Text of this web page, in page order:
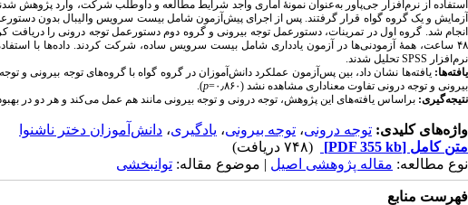
استفاده از نرم‌افزار جی‌پاور به‌عنوان نمونهٔ آماری واجد شرایط مطالعه و داوطلب شرکت، وارد پژوهش
آزمایش و یک گروه گواه قرار گرفتند. پس از اجرای پیش‌آزمون شامل بیست سرویس والیبال بدون
انجام شد. گروه اول در تمرینات، دستورعمل توجه بیرونی و گروه دوم دستورعمل توجه درونی را دریافت
۴۸ ساعت،
همۀ آزمودنی‌هادر آزمون یادداری شامل بیست سرویس ساده، شرکت کردند. داده‌ها با
نرم‌افزار SPSS تحلیل شدند.
یافته‌ها: یافته‌ها نشان داد،بین پس‌آزمون عملکرد دانش‌آموزان در گروه گواه با گروه‌های توجه بیرونی و توجه
بیرونی و توجه درونی تفاوت معناداری مشاهده نشد (۰٫۸۶۰=
p
).
نتیجه‌گیری: براساس یافته‌های این پژوهش، توجه درونی و توجه بیرونی مانند هم عمل می‌کند و هر دو در
واژه‌های کلیدی: توجه درونی، توجه بیرونی، یادگیری، دانش‌آموزان دختر ناشنوا
متن کامل [PDF 355 kb]
(۷۴۸ دریافت)
نوع مطالعه: مقاله پژوهشی اصیل | موضوع مقاله: توانبخشی
فهرست منابع